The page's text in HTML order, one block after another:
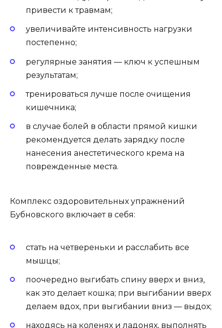
привести к травмам;
увеличивайте интенсивность нагрузки
постепенно;
регулярные занятия — ключ к успешным
результатам;
тренироваться лучше после очищения
кишечника;
в случае болей в области прямой кишки
рекомендуется делать зарядку после
нанесения анестетического крема на
поврежденные места.
Комплекс оздоровительных упражнений
Бубновского включает в себя:
стать на четвереньки и расслабить все
мышцы;
поочередно выгибать спину вверх и вниз,
как это делает кошка; при выгибании вверх
делаем вдох, при выгибании вниз — выдох;
находясь на коленях и ладонях, выполнять